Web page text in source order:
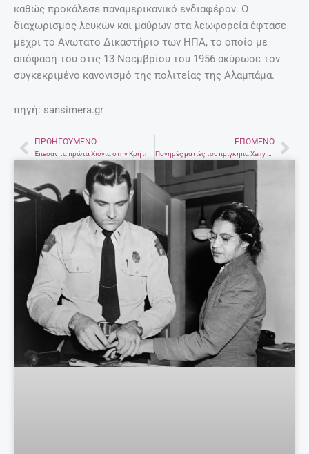
καθώς προκάλεσε παναμερικανικό ενδιαφέρον. Ο
διαχωρισμός λευκών και μαύρων στα λεωφορεία έφτασε
μέχρι το Ανώτατο Δικαστήριο των ΗΠΑ, το οποίο με
απόφασή του στις 13 Νοεμβρίου του 1956 ακύρωσε τον
συγκεκριμένο κανονισμό της πολιτείας της Αλαμπάμα.
πηγή: sansimera.gr
PrevΠΡΟΗΓΟΎΜΕΝΟ
Έπεσαν τα πρώτα Χιόνια στην Κρήτη
ΕΠΌΜΕΝΟ
Πονηρές ματιές του πρίγκηπα Xarry με τη Rihanna